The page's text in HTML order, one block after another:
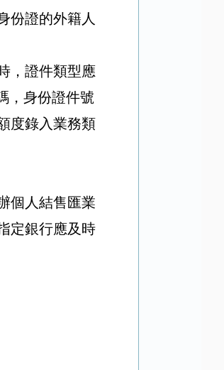
份證的外籍人
，證件類型應
，身份證件號
度錄入業務類
個人結售匯業
定銀行應及時